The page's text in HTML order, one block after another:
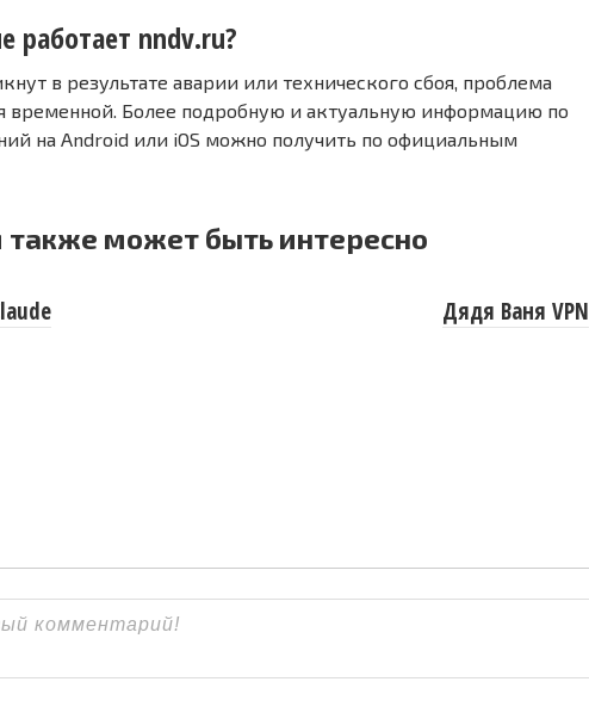
работает nndv.ru?
в результате аварии или технического сбоя, проблема
временной. Более подробную и актуальную информацию по
на Android или iOS можно получить по официальным
также может быть интересно
Дядя Ваня VPN